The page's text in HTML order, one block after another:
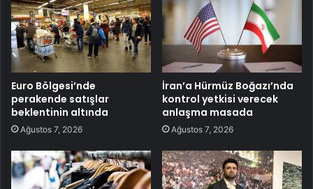
Euro Bölgesi’nde
perakende satışlar
beklentinin altında
Ağustos 7, 2026
İran’a Hürmüz Boğazı’nda
kontrol yetkisi verecek
anlaşma masada
Ağustos 7, 2026